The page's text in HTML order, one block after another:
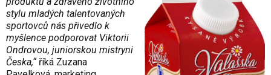
stylu mladých talentovaných
sportovců nás přivedlo k
myšlence podporovat Viktorii
Ondrovou, juniorskou mistryni
Česka,“říká Zuzana